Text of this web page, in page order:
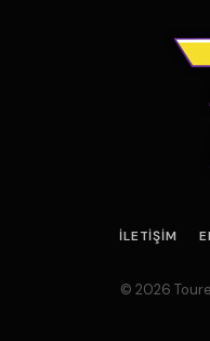
İLETIŞIM
© 2026